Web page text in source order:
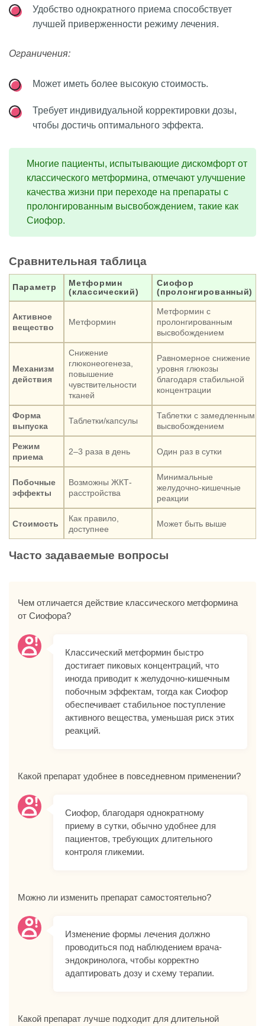
Удобство однократного приема способствует
лучшей приверженности режиму лечения.
Ограничения:
Может иметь более высокую стоимость.
Требует индивидуальной корректировки дозы,
чтобы достичь оптимального эффекта.
Многие пациенты, испытывающие дискомфорт от
классического метформина, отмечают улучшение
качества жизни при переходе на препараты с
пролонгированным высвобождением, такие как
Сиофор.
Сравнительная таблица
Параметр
Метформин
(классический)
Сиофор
(пролонгированный)
Активное
вещество
Метформин
Метформин с
пролонгированным
высвобождением
Механизм
действия
Снижение
глюконеогенеза,
повышение
чувствительности
тканей
Равномерное снижение
уровня глюкозы
благодаря стабильной
концентрации
Форма
выпуска
Таблетки/капсулы
Таблетки с замедленным
высвобождением
Режим
приема
2–3 раза в день Один раз в сутки
Побочные
эффекты
Возможны ЖКТ-
расстройства
Минимальные
желудочно-кишечные
реакции
Стоимость
Как правило,
доступнее
Может быть выше
Часто задаваемые вопросы
Чем отличается действие классического метформина
от Сиофора?
Классический метформин быстро
достигает пиковых концентраций, что
иногда приводит к желудочно-кишечным
побочным эффектам, тогда как Сиофор
обеспечивает стабильное поступление
активного вещества, уменьшая риск этих
реакций.
Какой препарат удобнее в повседневном применении?
Сиофор, благодаря однократному
приему в сутки, обычно удобнее для
пациентов, требующих длительного
контроля гликемии.
Можно ли изменить препарат самостоятельно?
Изменение формы лечения должно
проводиться под наблюдением врача-
эндокринолога, чтобы корректно
адаптировать дозу и схему терапии.
Какой препарат лучше подходит для длительной